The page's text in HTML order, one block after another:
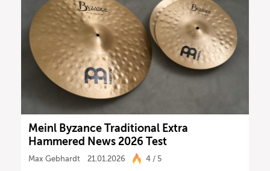
Meinl Byzance Traditional Extra
Hammered News 2026 Test
Max Gebhardt 21.01.2026 4 / 5